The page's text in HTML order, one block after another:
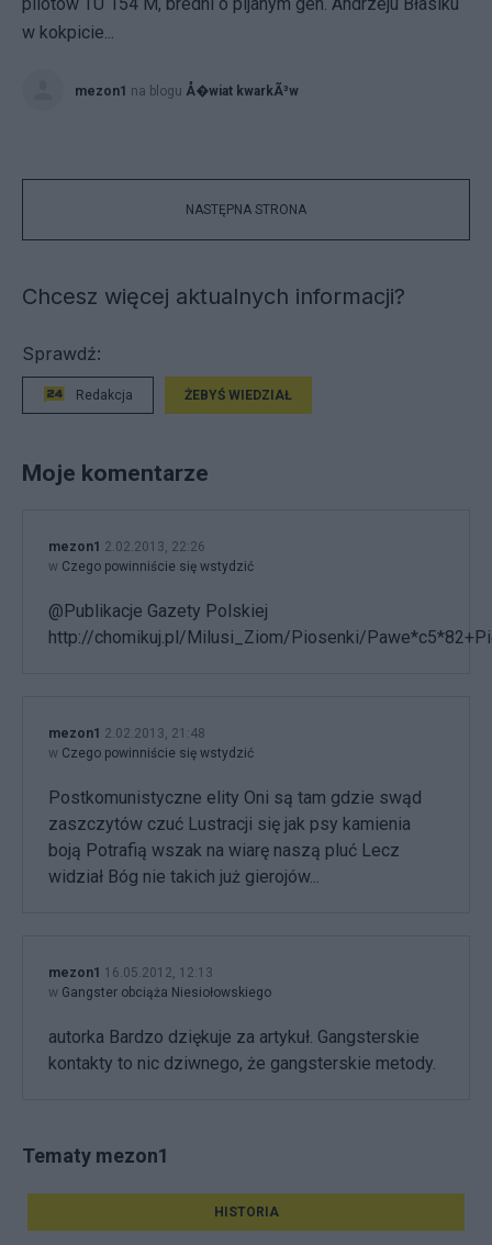
w kokpicie...
mezon1 na blogu Å�wiat kwarkÃ³w
NASTĘPNA STRONA
Chcesz więcej aktualnych informacji?
Sprawdź:
Redakcja ŻEBYŚ WIEDZIAŁ
Moje komentarze
mezon1 2.02.2013, 22:26
w Czego powinniście się wstydzić
@Publikacje Gazety Polskiej
http://chomikuj.pl/Milusi_Ziom/Piosenki/
mezon1 2.02.2013, 21:48
w Czego powinniście się wstydzić
Postkomunistyczne elity Oni są tam gdzie swąd
zaszczytów czuć Lustracji się jak psy kamienia
boją Potrafią wszak na wiarę naszą pluć Lecz
widział Bóg nie takich już gierojów...
mezon1 16.05.2012, 12:13
w Gangster obciąża Niesiołowskiego
autorka Bardzo dziękuje za artykuł. Gangsterskie
kontakty to nic dziwnego, że gangsterskie metody.
Tematy mezon1
HISTORIA